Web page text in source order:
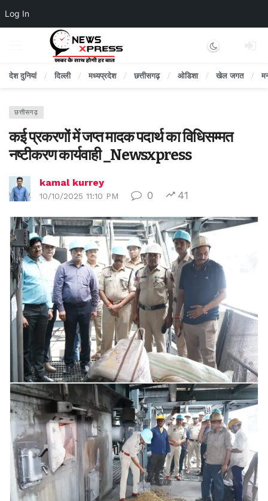
Log In
Dark mode
देश दुनियां दिल्ली मध्यप्रदेश छत्तीसगढ़ ओडिशा खेल जगत
छत्तीसगढ़
कई प्रकरणों में जप्त मादक पदार्थ का विधिसम्मत
नष्टीकरण कार्यवाही _Newsxpress
kamal kurrey
10/10/2025 11:10 PM 0 41